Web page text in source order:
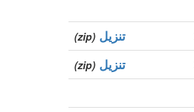
تنزيل (zip)
تنزيل (zip)